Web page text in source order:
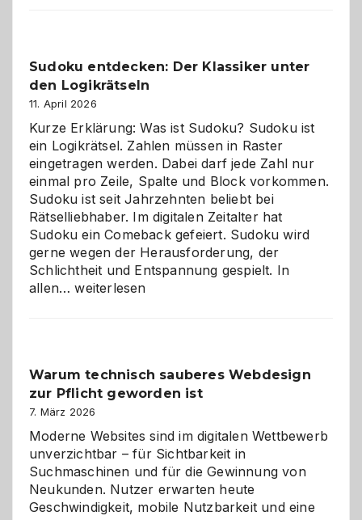
Sudoku entdecken: Der Klassiker unter
den Logikrätseln
11. April 2026
Kurze Erklärung: Was ist Sudoku? Sudoku ist
ein Logikrätsel. Zahlen müssen in Raster
eingetragen werden. Dabei darf jede Zahl nur
einmal pro Zeile, Spalte und Block vorkommen.
Sudoku ist seit Jahrzehnten beliebt bei
Rätselliebhaber. Im digitalen Zeitalter hat
Sudoku ein Comeback gefeiert. Sudoku wird
gerne wegen der Herausforderung, der
Schlichtheit und Entspannung gespielt. In
allen…Sudoku
den
Logikrätseln
weiterlesen
Warum technisch sauberes Webdesign
zur Pflicht geworden ist
7. März 2026
Moderne Websites sind im digitalen Wettbewerb
unverzichtbar – für Sichtbarkeit in
Suchmaschinen und für die Gewinnung von
Neukunden. Nutzer erwarten heute
Geschwindigkeit, mobile Nutzbarkeit und eine